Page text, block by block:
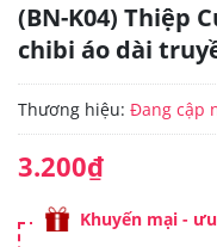
(BN-K04) Thiệp
chibi áo dài
Thương hiệu: Đang cập
3.200₫
Khuyến mại -